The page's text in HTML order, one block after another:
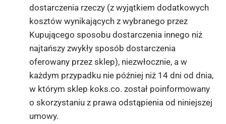
dostarczenia rzeczy (z wyjątkiem dodatkowych
kosztów wynikających z wybranego przez
Kupującego sposobu dostarczenia innego niż
najtańszy zwykły sposób dostarczenia
oferowany przez sklep), niezwłocznie, a w
każdym przypadku nie później niż 14 dni od dnia,
w którym sklep koks.co. został poinformowany
o skorzystaniu z prawa odstąpienia od niniejszej
umowy.